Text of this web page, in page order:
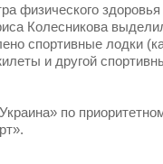
физического здоровья
Колесникова
спортивные лодки
и другой
по